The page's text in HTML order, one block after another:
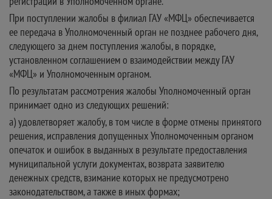
При поступлении жалобы в филиал ГАУ «МФЦ» обеспечивается
ее передача в Уполномоченный орган не позднее рабочего дня,
следующего за днем поступления жалобы, в порядке,
установленном соглашением о взаимодействии между ГАУ
«МФЦ» и Уполномоченным органом.
По результатам рассмотрения жалобы Уполномоченный орган
принимает одно из следующих решений:
а) удовлетворяет жалобу, в том числе в форме отмены принятого
решения, исправления допущенных Уполномоченным органом
опечаток и ошибок в выданных в результате предоставления
муниципальной услуги документах, возврата заявителю
денежных средств, взимание которых не предусмотрено
законодательством, а также в иных формах;